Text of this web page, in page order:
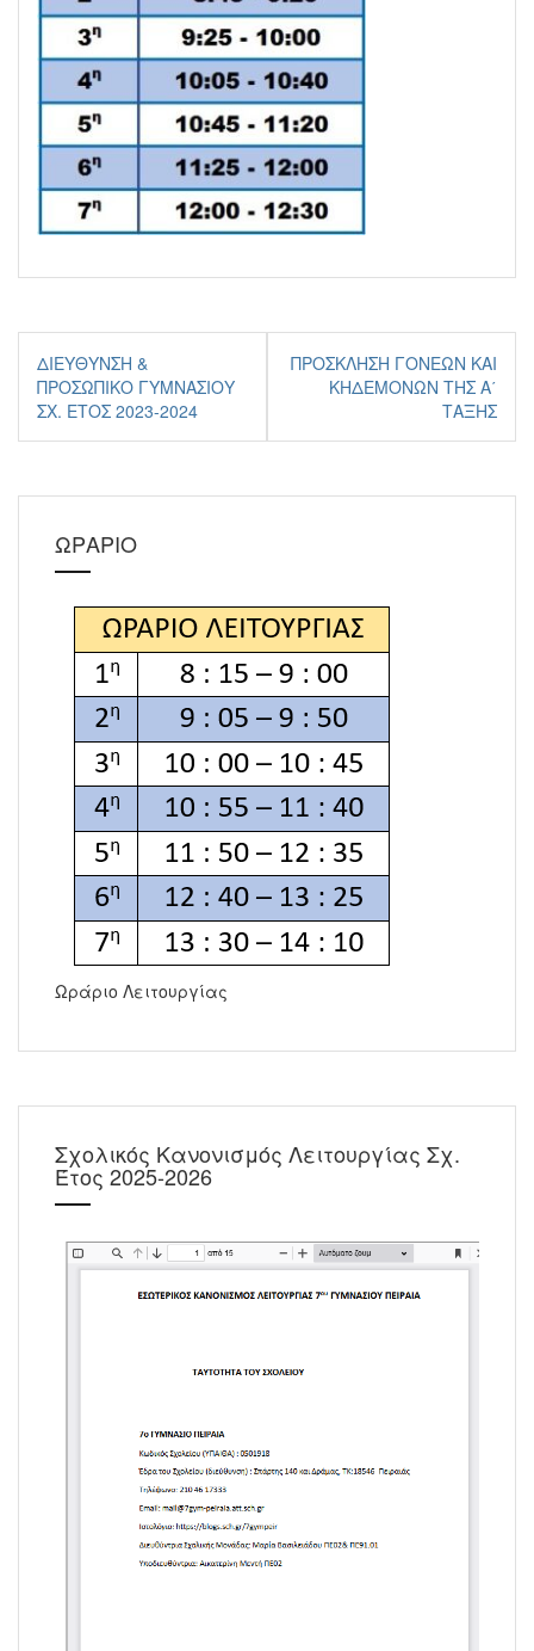
Πλοήγηση
άρθρων
ΔΙΕΎΘΥΝΣΗ &
ΠΡΟΣΩΠΙΚΌ ΓΥΜΝΑΣΊΟΥ
ΣΧ. ΈΤΟΣ 2023-2024
ΠΡΌΣΚΛΗΣΗ ΓΟΝΈΩΝ ΚΑΙ
ΚΗΔΕΜΌΝΩΝ ΤΗΣ Α΄
ΤΆΞΗΣ
ΩΡΑΡΙΟ
Ωράριο Λειτουργίας
Σχολικός Κανονισμός Λειτουργίας Σχ.
Έτος 2025-2026